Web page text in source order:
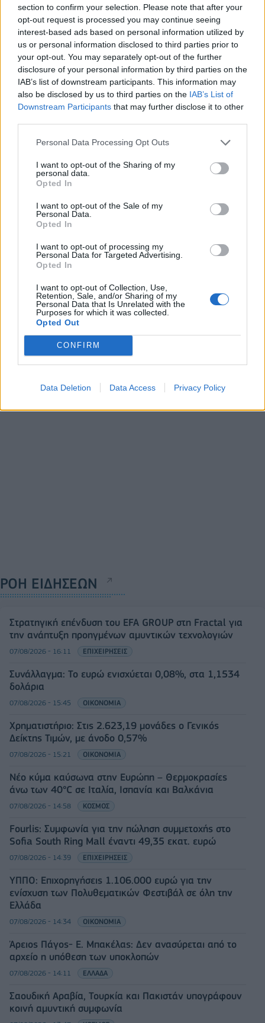
section to confirm your selection. Please note that after your
opt-out request is processed you may continue seeing
interest-based ads based on personal information utilized by
us or personal information disclosed to third parties prior to
your opt-out. You may separately opt-out of the further
disclosure of your personal information by third parties on the
IAB’s list of downstream participants. This information may
also be disclosed by us to third parties on the IAB’s List of
Downstream Participants that may further disclose it to other
Personal Data Processing Opt Outs
I want to opt-out of the Sharing of my
personal data.
Opted In
I want to opt-out of the Sale of my
Personal Data.
Opted In
I want to opt-out of processing my
Personal Data for Targeted Advertising.
Opted In
I want to opt-out of Collection, Use,
Retention, Sale, and/or Sharing of my
Personal Data that Is Unrelated with the
Purposes for which it was collected.
Opted Out
CONFIRM
Data Deletion Data Access Privacy Policy
Το FIAT 500 Hybrid τώρα από
18.990 ευρώ
Ατρόμητος και Novibet
συνεχίζουν μαζί: Ανανέωση της
συνεργασίας τους μέχρι το
2028
18η συνεχόμενη χρονιά για τον ΟΤΕ στη διεθνή σειρά δεικτών
Alpha Bank: Για πρώτη φορά το Αρχαίο Θέατρο Επιδαύρου άνοιξε τις
πύλες του σε όλους
ΠΕΡΙΣΣΌΤΕΡΑ ΣΕ ΑΥΤΉ ΤΗΝ ΚΑΤΗΓΟΡΊΑ
Η Huawei προμήθευσε σε
23/10/2019 - 19:53
Canon EOS-1D X Mark III:
ΡΟΗ ΕΙΔΗΣΕΩΝ
Στρατηγική επένδυση του EFA GROUP στη Fractal για
την ανάπτυξη προηγμένων αμυντικών τεχνολογιών
07/08/2026 - 16:11 ΕΠΙΧΕΙΡΗΣΕΙΣ
Συνάλλαγμα: Το ευρώ ενισχύεται 0,08%, στα 1,1534
δολάρια
07/08/2026 - 15:45 ΟΙΚΟΝΟΜΙΑ
Χρηματιστήριο: Στις 2.623,19 μονάδες ο Γενικός
Δείκτης Τιμών, με άνοδο 0,57%
07/08/2026 - 15:21 ΟΙΚΟΝΟΜΙΑ
Νέο κύμα καύσωνα στην Ευρώπη – Θερμοκρασίες
άνω των 40°C σε Ιταλία, Ισπανία και Βαλκάνια
07/08/2026 - 14:58 ΚΟΣΜΟΣ
Fourlis: Συμφωνία για την πώληση συμμετοχής στο
Sofia South Ring Mall έναντι 49,35 εκατ. ευρώ
07/08/2026 - 14:39 ΕΠΙΧΕΙΡΗΣΕΙΣ
ΥΠΠΟ: Επιχορηγήσεις 1.106.000 ευρώ για την
ενίσχυση των Πολυθεματικών Φεστιβάλ σε όλη την
Ελλάδα
07/08/2026 - 14:34 ΟΙΚΟΝΟΜΙΑ
Άρειος Πάγος- Ε. Μπακέλας: Δεν ανασύρεται από το
αρχείο η υπόθεση των υποκλοπών
07/08/2026 - 14:11 ΕΛΛΑΔΑ
Σαουδική Αραβία, Τουρκία και Πακιστάν υπογράφουν
κοινή αμυντική συμφωνία